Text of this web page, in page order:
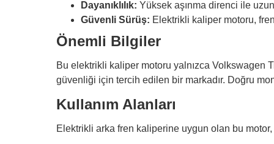
Dayanıklılık: Yüksek aşınma direnci ile
Güvenli Sürüş: Elektrikli kaliper motoru,
Önemli Bilgiler
Bu elektrikli kaliper motoru yalnızca Volkswagen
güvenliği için tercih edilen bir markadır. Doğru
Kullanım Alanları
Elektrikli arka fren kaliperine uygun olan bu